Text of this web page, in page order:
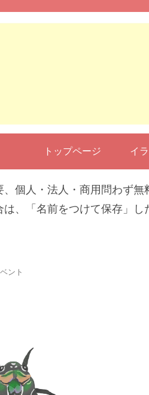
トップページ イ
、個人・法人・商用問わず
、「名前をつけて保存」し
ント